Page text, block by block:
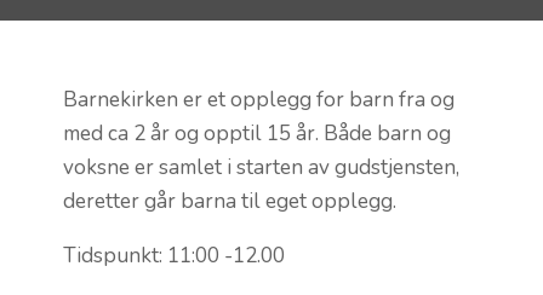
KALENDER
BLI GIVER
Barnekirken er et opplegg for barn fra og
med ca 2 år og opptil 15 år. Både barn og
voksne er samlet i starten av gudstjensten,
deretter går barna til eget opplegg.
Tidspunkt: 11:00 -12.00